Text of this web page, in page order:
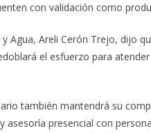
con validación como
Agua, Areli Cerón Trejo, dijo
el esfuerzo para
también mantendrá su
asesoría presencial con